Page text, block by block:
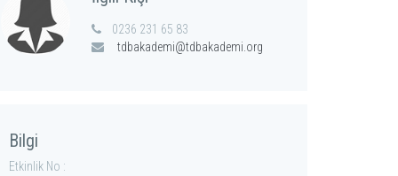
0236 231 65 83
tdbakademi@tdbakademi.org
Bilgi
Etkinlik No :